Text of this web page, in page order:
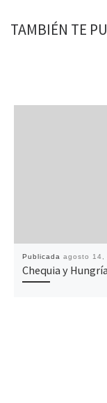
TAMBIÉN TE
Publicada agosto 14,
Chequia y Hungría